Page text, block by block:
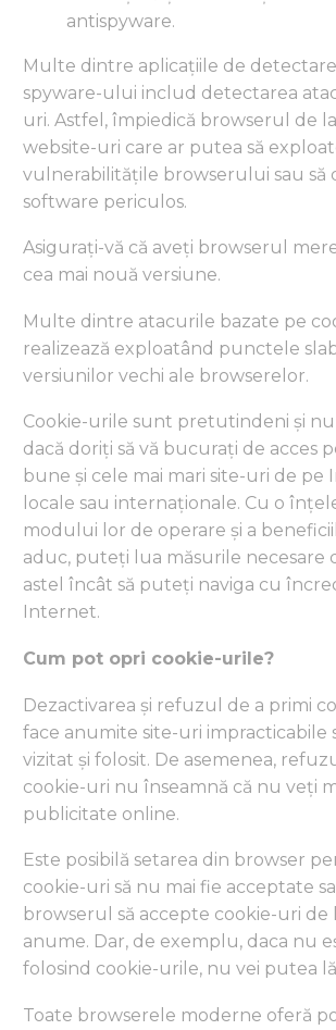
antispyware.
Multe dintre aplicațiile de
spyware-ului includ detectarea
uri. Astfel, împiedică browserul de la
website-uri care ar putea să
vulnerabilitățile browserului sau să
software periculos.
Asigurați-vă că aveți browserul
cea mai nouă versiune.
Multe dintre atacurile bazate pe
realizează exploatând punctele
versiunilor vechi ale browserelor.
Cookie-urile sunt pretutindeni și
dacă doriți să vă bucurați de acces
bune și cele mai mari site-uri de pe
locale sau internaționale. Cu o
modului lor de operare și a
aduc, puteți lua măsurile necesare
astel încât să puteți naviga cu
Internet.
Cum pot opri cookie-urile?
Dezactivarea și refuzul de a primi
face anumite site-uri impracticabile
vizitat și folosit. De asemenea,
cookie-uri nu înseamnă că nu veți
publicitate online.
Este posibilă setarea din browser
cookie-uri să nu mai fie acceptate
browserul să accepte cookie-uri de
anume. Dar, de exemplu, daca nu
folosind cookie-urile, nu vei putea
Toate browserele moderne oferă